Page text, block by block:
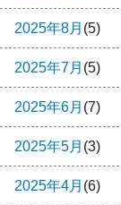
2025年8月 (5)
2025年7月 (5)
2025年6月 (7)
2025年5月 (3)
2025年4月 (6)